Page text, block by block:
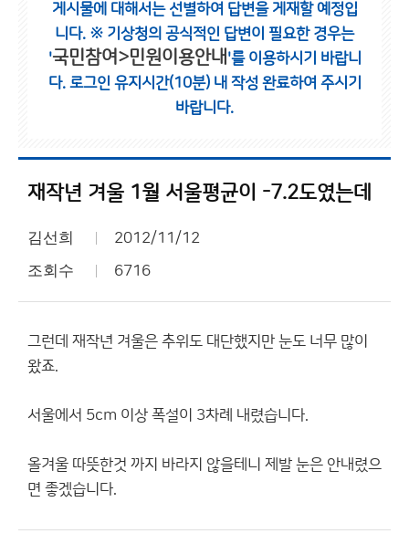
게시물에 대해서는 선별하여 답변을 게재할 예정입
니다. ※ 기상청의 공식적인 답변이 필요한 경우는
'국민참여>민원이용안내 '를 이용하시기 바랍니
다. 로그인 유지시간(10분) 내 작성 완료하여 주시기
바랍니다.
재작년 겨울 1월 서울평균이 -7.2도였는데
김선희 2012/11/12
조회수 6716
그런데 재작년 겨울은 추위도 대단했지만 눈도 너무 많이
왔죠.
서울에서 5cm 이상 폭설이 3차례 내렸습니다.
올겨울 따뜻한것 까지 바라지 않을테니 제발 눈은 안내렸으
면 좋겠습니다.